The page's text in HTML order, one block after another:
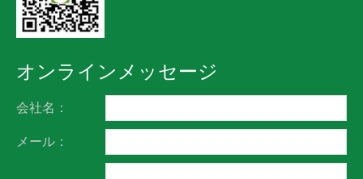
オンラインメッセージ
会社名：
メール：